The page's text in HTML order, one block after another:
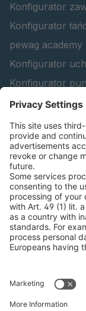
Konfigurator
Konfigurator
pewag academy
Konfigurator
Konfigurator
peTag Software
Konfigurator
Konfigurator
leśnych
INFORMACJE
Certyfikaty
Umowa
Zasady i warunki
Oświadczenie